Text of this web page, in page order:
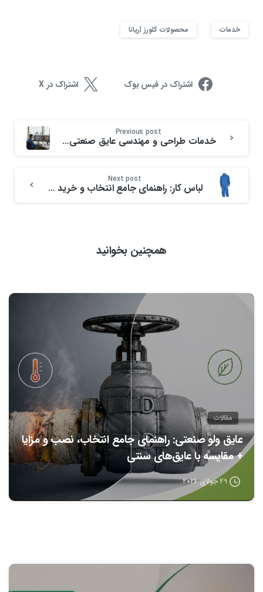
خدمات محصولات کلورز آریانا
اشتراک در فیس بوک اشتراک در X
Previous post
خدمات طراحی و مهندسی عایق صنعتی در ایران
Next post
لباس کار: راهنمای جامع انتخاب و خرید لباس کار ساده و نسوز
همچنین بخوانید
مقالات
عایق ولو صنعتی: راهنمای جامع انتخاب، نصب و مزایا
+ مقایسه با عایق‌های سنتی
29 جولای 2026